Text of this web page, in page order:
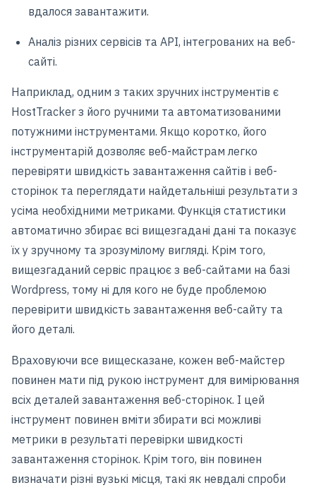
вдалося завантажити.
Аналіз різних сервісів та API, інтегрованих на веб-
сайті.
Наприклад, одним з таких зручних інструментів є
HostTracker з його ручними та автоматизованими
потужними інструментами. Якщо коротко, його
інструментарій дозволяє веб-майстрам легко
перевіряти швидкість завантаження сайтів і веб-
сторінок та переглядати найдетальніші результати з
усіма необхідними метриками. Функція статистики
автоматично збирає всі вищезгадані дані та показує
їх у зручному та зрозумілому вигляді. Крім того,
вищезгаданий сервіс працює з веб-сайтами на базі
Wordpress, тому ні для кого не буде проблемою
перевірити швидкість завантаження веб-сайту та
його деталі.
Враховуючи все вищесказане, кожен веб-майстер
повинен мати під рукою інструмент для вимірювання
всіх деталей завантаження веб-сторінок. І цей
інструмент повинен вміти збирати всі можливі
метрики в результаті перевірки швидкості
завантаження сторінок. Крім того, він повинен
визначати різні вузькі місця, такі як невдалі спроби